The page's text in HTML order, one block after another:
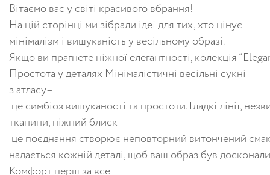
Вітаємо вас у світі красивого вбрання!
На цій сторінці ми зібрали ідеї для тих, хто цінує
мінімалізм і вишуканість у весільному образі.
Якщо ви прагнете ніжної елегантності, колекція
Простота у деталях Мінімалістичні весільні сукні
з атласу–
це симбіоз вишуканості та простоти. Гладкі лінії,
тканини, ніжний блиск –
це поєднання створює неповторний витончений
надається кожній деталі, щоб ваш образ був
Комфорт перш за все